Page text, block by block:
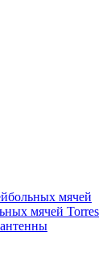
мячей
мячей Torres